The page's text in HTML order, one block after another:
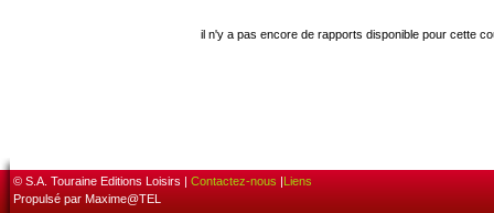
il n'y a pas encore de rapports disponible pour cette
© S.A. Touraine Editions Loisirs | Contactez-nous |Liens
Propulsé par Maxime@TEL